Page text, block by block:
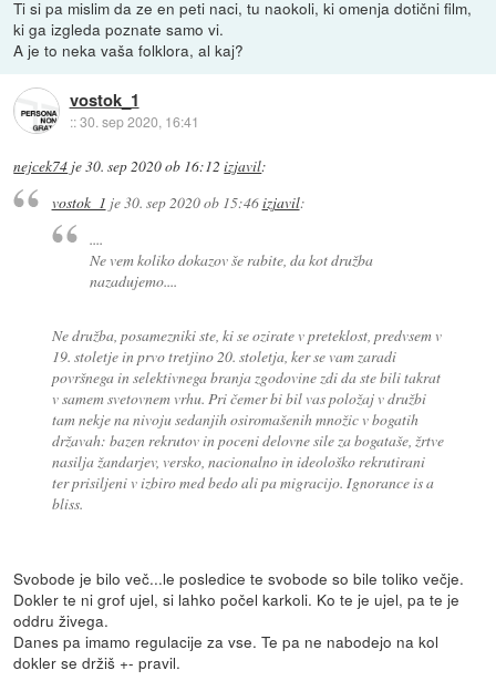
Ti si pa mislim da ze en peti naci, tu naokoli, ki omenja dotični film,
ki ga izgleda poznate samo vi.
A je to neka vaša folklora, al kaj?
vostok_1
::30. sep 2020, 16:41
nejcek74 je30. sep 2020 ob 16:12 izjavil:
vostok_1 je30. sep 2020 ob 15:46izjavil:
....
Ne vem koliko dokazov še rabite, da kot družba
nazadujemo....
Ne družba, posamezniki ste, ki se ozirate v preteklost, predvsem v
19. stoletje in prvo tretjino 20. stoletja, ker se vam zaradi
površnega in selektivnega branja zgodovine zdi da ste bili takrat
v samem svetovnem vrhu. Pri čemer bi bil vas položaj v družbi
tam nekje na nivoju sedanjih osiromašenih množic v bogatih
državah: bazen rekrutov in poceni delovne sile za bogataše, žrtve
nasilja žandarjev, versko, nacionalno in ideološko rekrutirani
ter prisiljeni v izbiro med bedo ali pa migracijo. Ignorance is a
bliss.
Svobode je bilo več...le posledice te svobode so bile toliko večje.
Dokler te ni grof ujel, si lahko počel karkoli. Ko te je ujel, pa te je
oddru živega.
Danes pa imamo regulacije za vse. Te pa ne nabodejo na kol
dokler se držiš +- pravil.